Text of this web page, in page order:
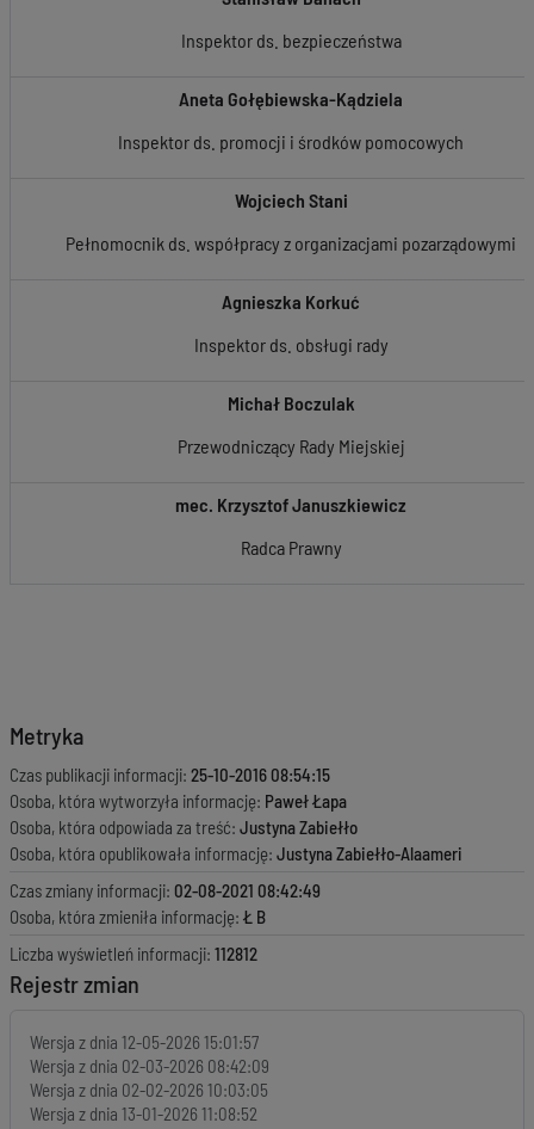
Inspektor ds. bezpieczeństwa
Aneta Gołębiewska-Kądziela
Inspektor ds. promocji i środków pomocowych
Wojciech Stani
Pełnomocnik ds. współpracy z organizacjami pozarządowymi
Agnieszka Korkuć
Inspektor ds. obsługi rady
Michał Boczulak
Przewodniczący Rady Miejskiej
mec. Krzysztof Januszkiewicz
Radca Prawny
Metryka
Czas publikacji informacji: 25-10-2016 08:54:15
Osoba, która wytworzyła informację: Paweł Łapa
Osoba, która odpowiada za treść: Justyna Zabiełło
Osoba, która opublikowała informację: Justyna Zabiełło-Alaameri
Czas zmiany informacji: 02-08-2021 08:42:49
Osoba, która zmieniła informację: Ł B
Liczba wyświetleń informacji: 112812
Rejestr zmian
Wersja z dnia 12-05-2026 15:01:57
Wersja z dnia 02-03-2026 08:42:09
Wersja z dnia 02-02-2026 10:03:05
Wersja z dnia 13-01-2026 11:08:52